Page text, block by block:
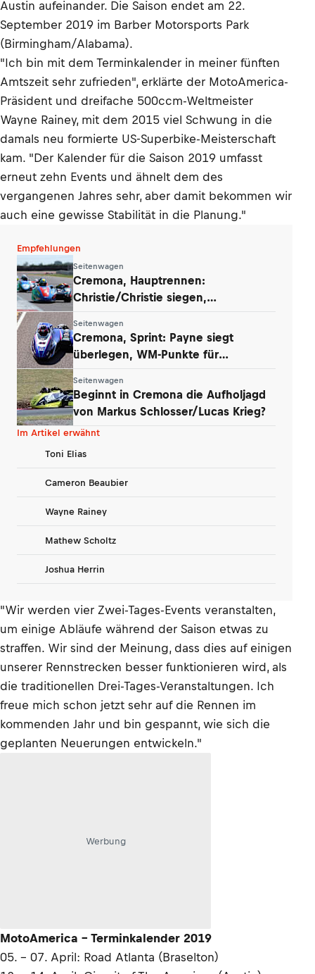
Austin aufeinander. Die Saison endet am 22.
September 2019 im Barber Motorsports Park
(Birmingham/Alabama).
"Ich bin mit dem Terminkalender in meiner fünften
Amtszeit sehr zufrieden", erklärte der MotoAmerica-
Präsident und dreifache 500ccm-Weltmeister
Wayne Rainey, mit dem 2015 viel Schwung in die
damals neu formierte US-Superbike-Meisterschaft
kam. "Der Kalender für die Saison 2019 umfasst
erneut zehn Events und ähnelt dem des
vergangenen Jahres sehr, aber damit bekommen wir
auch eine gewisse Stabilität in die Planung."
Empfehlungen
Seitenwagen
Cremona, Hauptrennen:
Christie/Christie siegen,
Seitenwagen
Cremona, Sprint: Payne siegt
überlegen, WM-Punkte für
Seitenwagen
Beginnt in Cremona die Aufholjagd
von Markus Schlosser/Lucas Krieg?
Im Artikel erwähnt
Toni Elias
Cameron Beaubier
WR
Wayne Rainey
Mathew Scholtz
Joshua Herrin
"Wir werden vier Zwei-Tages-Events veranstalten,
um einige Abläufe während der Saison etwas zu
straffen. Wir sind der Meinung, dass dies auf einigen
unserer Rennstrecken besser funktionieren wird, als
die traditionellen Drei-Tages-Veranstaltungen. Ich
freue mich schon jetzt sehr auf die Rennen im
kommenden Jahr und bin gespannt, wie sich die
geplanten Neuerungen entwickeln."
Werbung
MotoAmerica - Terminkalender 2019
05. - 07. April: Road Atlanta (Braselton)